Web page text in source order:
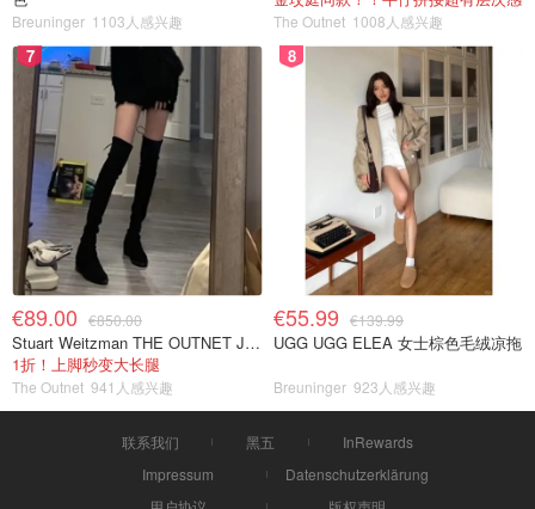
Breuninger 1103人感兴趣 The Outnet 1008人感兴趣
7
€89.00 €850.00
Stuart Weitzman THE OUTNET Jocey 弹力绒面过膝靴
1折！上脚秒变大长腿
The Outnet 941人感兴趣
8
€55.99 €139.99
UGG UGG ELEA 女士棕色毛绒凉拖
Breuninger 923人感兴趣
联系我们 黑五
InRewards
Impressum
Datenschutzerklärung